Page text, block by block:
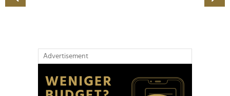
Advertisement